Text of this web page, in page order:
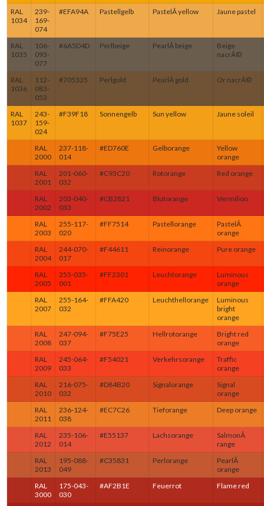
RAL
1034
239-
169-
074
#EFA94A Pastellgelb PastelÂ yellow Jaune pastel
RAL
1035
106-
093-
077
#6A5D4D Perlbeige PearlÂ beige
Beige
nacrÃ©
RAL
1036
112-
083-
053
#705335 Perlgold PearlÂ gold Or nacrÃ©
RAL
1037
243-
159-
024
#F39F18 Sonnengelb Sun yellow Jaune soleil
RAL
2000
237-118-
014
#ED760E Gelborange
Yellow
orange
RAL
2001
201-060-
032
#C93C20 Rotorange Red orange
RAL
2002
203-040-
033
#CB2821 Blutorange Vermilion
RAL
2003
255-117-
020
#FF7514 Pastellorange
PastelÂ
orange
RAL
2004
244-070-
017
#F44611 Reinorange Pure orange
RAL
2005
255-035-
001
#FF2301 Leuchtorange
Luminous
orange
RAL
2007
255-164-
032
#FFA420 Leuchthellorange
Luminous
bright
orange
RAL
2008
247-094-
037
#F75E25 Hellrotorange
Bright red
orange
RAL
2009
245-064-
033
#F54021 Verkehrsorange
Traffic
orange
RAL
2010
216-075-
032
#D84B20 Signalorange
Signal
orange
RAL
2011
236-124-
038
#EC7C26 Tieforange Deep orange
RAL
2012
235-106-
014
#E55137 Lachsorange
SalmonÂ
range
RAL
2013
195-088-
049
#C35831 Perlorange
PearlÂ
orange
RAL
3000
175-043-
030
#AF2B1E Feuerrot Flame red